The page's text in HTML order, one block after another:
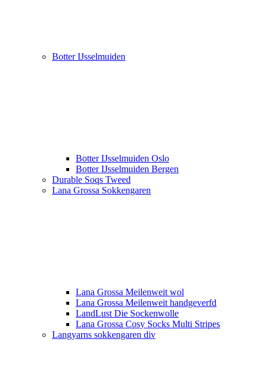
Botter IJsselmuiden
Botter IJsselmuiden Oslo
Botter IJsselmuiden Bergen
Durable Soqs Tweed
Lana Grossa Sokkengaren
Lana Grossa Meilenweit wol
Lana Grossa Meilenweit handgeverfd
LandLust Die Sockenwolle
Lana Grossa Cosy Socks Multi Stripes
Langyarns sokkengaren div